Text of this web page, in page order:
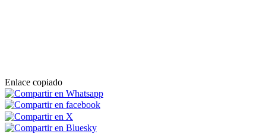
Enlace copiado